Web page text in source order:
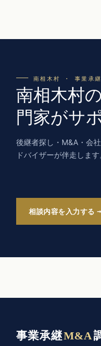
南相木村 · 事業承継
南相木村
門家がサ
後継者探し・M&A・会
ドバイザーが伴走します
相談内容を入力する
事業承継M&A